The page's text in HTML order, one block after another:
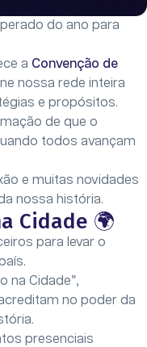
do ano para
a Convenção de
nossa rede inteira
e propósitos.
de que o
todos avançam
e muitas novidades
nossa história.
Cidade 🌍
para levar o
na Cidade”,
no poder da
presenciais